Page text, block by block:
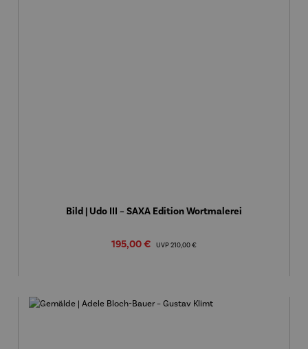
Bild | Udo III – SAXA Edition Wortmalerei
Verkaufspreis:
195,00 € UVP Regulärer Preis:
210,00 €